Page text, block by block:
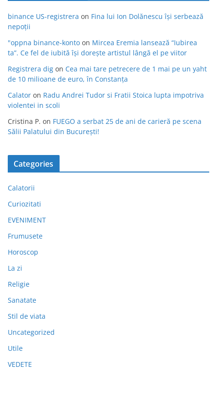
binance US-registrera on Fina lui Ion Dolănescu își serbează
nepoții
"oppna binance-konto on Mircea Eremia lansează “Iubirea
ta”. Ce fel de iubită își dorește artistul lângă el pe viitor
Registrera dig on Cea mai tare petrecere de 1 mai pe un yaht
de 10 milioane de euro, în Constanța
Calator on Radu Andrei Tudor si Fratii Stoica lupta impotriva
violentei in scoli
Cristina P. on FUEGO a serbat 25 de ani de carieră pe scena
Sălii Palatului din București!
Categories
Calatorii
Curiozitati
EVENIMENT
Frumusete
Horoscop
La zi
Religie
Sanatate
Stil de viata
Uncategorized
Utile
VEDETE